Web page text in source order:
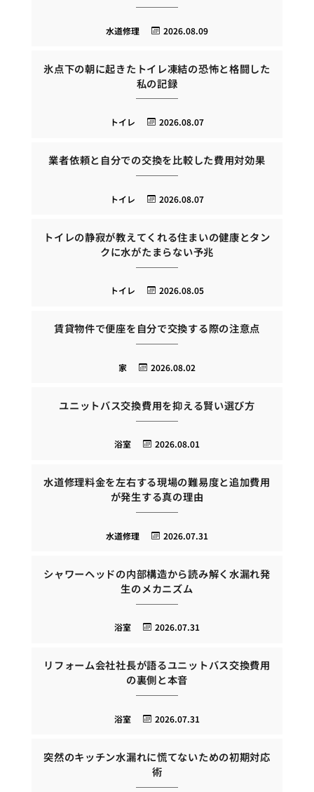
2026.08.09
水道修理
氷点下の朝に起きたトイレ凍結の恐怖と格闘した
私の記録
2026.08.07
トイレ
業者依頼と自分での交換を比較した費用対効果
2026.08.07
トイレ
トイレの静寂が教えてくれる住まいの健康とタン
クに水がたまらない予兆
2026.08.05
トイレ
賃貸物件で便座を自分で交換する際の注意点
2026.08.02
家
ユニットバス交換費用を抑える賢い選び方
2026.08.01
浴室
水道修理料金を左右する現場の難易度と追加費用
が発生する真の理由
2026.07.31
水道修理
シャワーヘッドの内部構造から読み解く水漏れ発
生のメカニズム
2026.07.31
浴室
リフォーム会社社長が語るユニットバス交換費用
の裏側と本音
2026.07.31
浴室
突然のキッチン水漏れに慌てないための初期対応
術